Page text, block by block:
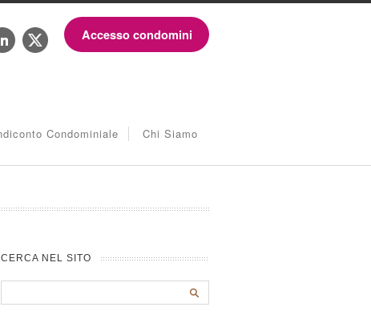
Accesso condomini
Condominiale Chi Siamo
CERCA NEL SITO